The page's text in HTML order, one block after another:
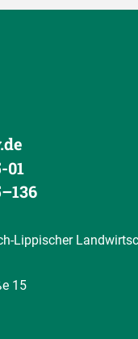
01
Lippischer
15